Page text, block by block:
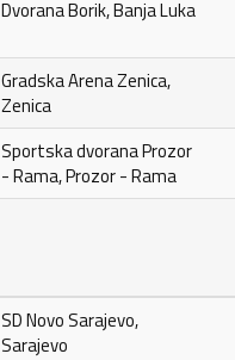
Dvorana Borik, Banja Luka
Gradska Arena Zenica,
Zenica
Sportska dvorana Prozor
- Rama, Prozor - Rama
SD Novo Sarajevo,
Sarajevo